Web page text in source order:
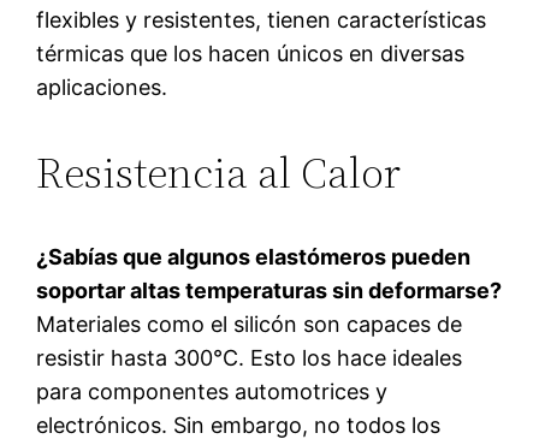
flexibles y resistentes, tienen características
térmicas que los hacen únicos en diversas
aplicaciones.
Resistencia al Calor
¿Sabías que algunos elastómeros pueden
soportar altas temperaturas sin deformarse?
Materiales como el silicón son capaces de
resistir hasta 300°C. Esto los hace ideales
para componentes automotrices y
electrónicos. Sin embargo, no todos los